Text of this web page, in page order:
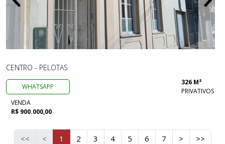
CENTRO - PELOTAS
WHATSAPP
326 M²
PRIVATIVOS
VENDA
R$ 900.000,00
<< < 1 2 3 4 5 6 7 > >>